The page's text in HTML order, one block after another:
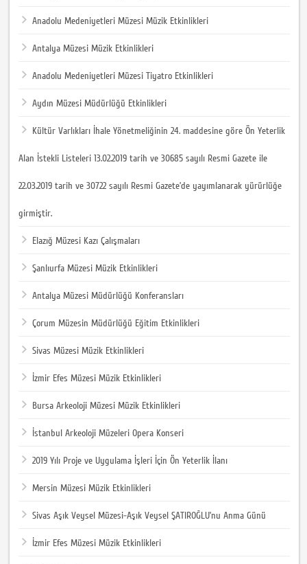
Anadolu Medeniyetleri Müzesi Müzik Etkinlikleri
Antalya Müzesi Müzik Etkinlikleri
Anadolu Medeniyetleri Müzesi Tiyatro Etkinlikleri
Aydın Müzesi Müdürlüğü Etkinlikleri
Kültür Varlıkları İhale Yönetmeliğinin 24. maddesine göre Ön Yeterlik
Alan İstekli Listeleri 13.02.2019 tarih ve 30685 sayılı Resmi Gazete ile
22.03.2019 tarih ve 30722 sayılı Resmi Gazete’de yayımlanarak yürürlüğe
girmiştir.
Elazığ Müzesi Kazı Çalışmaları
Şanlıurfa Müzesi Müzik Etkinlikleri
Antalya Müzesi Müdürlüğü Konferansları
Çorum Müzesin Müdürlüğü Eğitim Etkinlikleri
Sivas Müzesi Müzik Etkinlikleri
İzmir Efes Müzesi Müzik Etkinlikleri
Bursa Arkeoloji Müzesi Müzik Etkinlikleri
İstanbul Arkeoloji Müzeleri Opera Konseri
2019 Yılı Proje ve Uygulama İşleri İçin Ön Yeterlik İlanı
Mersin Müzesi Müzik Etkinlikleri
Sivas Aşık Veysel Müzesi-Aşık Veysel ŞATIROĞLU’nu Anma Günü
İzmir Efes Müzesi Müzik Etkinlikleri